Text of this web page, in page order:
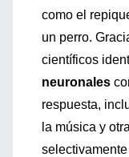
como el
un perro.
científicos
neuronales
respuesta,
la música y